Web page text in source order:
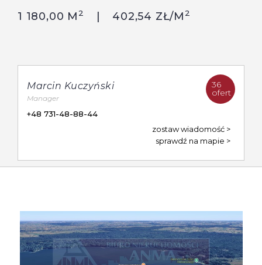
1 180,00 M 2 402,54 ZŁ/M 2
36
ofert
Marcin Kuczyński
Manager
+48 731-48-88-44
zostaw wiadomość
sprawdź na mapie